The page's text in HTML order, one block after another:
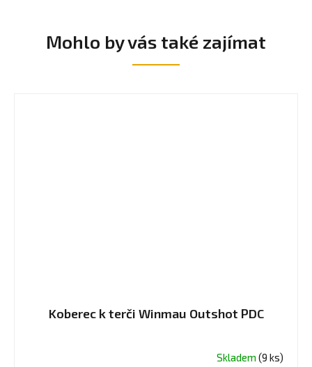
Mohlo by vás také zajímat
Koberec k terči Winmau Outshot PDC
Skladem (9 ks)